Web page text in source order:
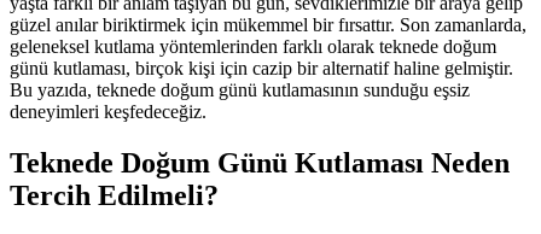
güzel anılar biriktirmek için mükemmel bir fırsattır. Son zamanlarda,
geleneksel kutlama yöntemlerinden farklı olarak teknede doğum
günü kutlaması, birçok kişi için cazip bir alternatif haline gelmiştir.
Bu yazıda, teknede doğum günü kutlamasının sunduğu eşsiz
deneyimleri keşfedeceğiz.
Teknede Doğum Günü Kutlaması Neden
Tercih Edilmeli?